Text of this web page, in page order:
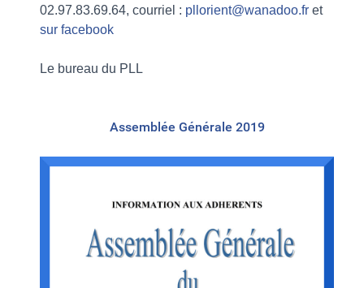
02.97.83.69.64, courriel : pllorient@wanadoo.fr et
sur facebook
Le bureau du PLL
Assemblée Générale 2019